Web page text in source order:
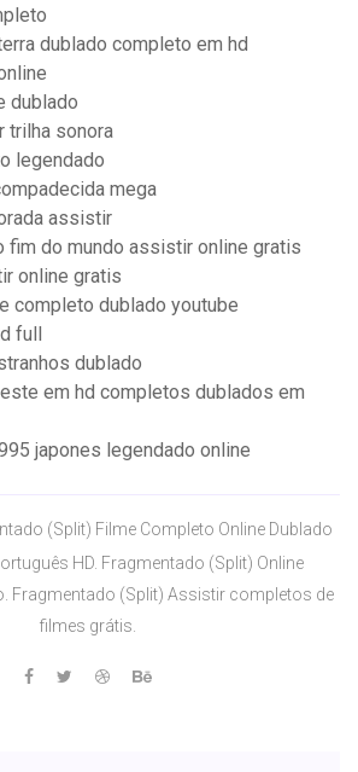
dublado completo em hd
dublado
trilha sonora
legendado
mega
assistir
fim do mundo assistir online gratis
online gratis
completo dublado youtube
full
dublado
em hd completos dublados em
japones legendado online
(Split) Filme Completo Online Dublado
HD. Fragmentado (Split) Online
Fragmentado (Split) Assistir completos de
filmes grátis.